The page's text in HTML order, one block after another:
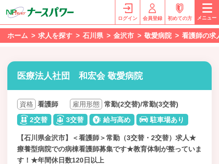
ログイン 会員登録 初めての方 メニュー
ホーム 求人を探す 石川県 金沢市 敬愛病院 看護師の求
医療法人社団 和宏会 敬愛病院
資格 看護師 雇用形態 常勤(2交替)/常勤(3交替)
2交替
3交替 給与高め 駐車場あり
【石川県金沢市】＜看護師＞常勤（3交替・2交替）求人★
療養型病院での病棟看護師募集です★教育体制が整っていま
す！★年間休日数120日以上